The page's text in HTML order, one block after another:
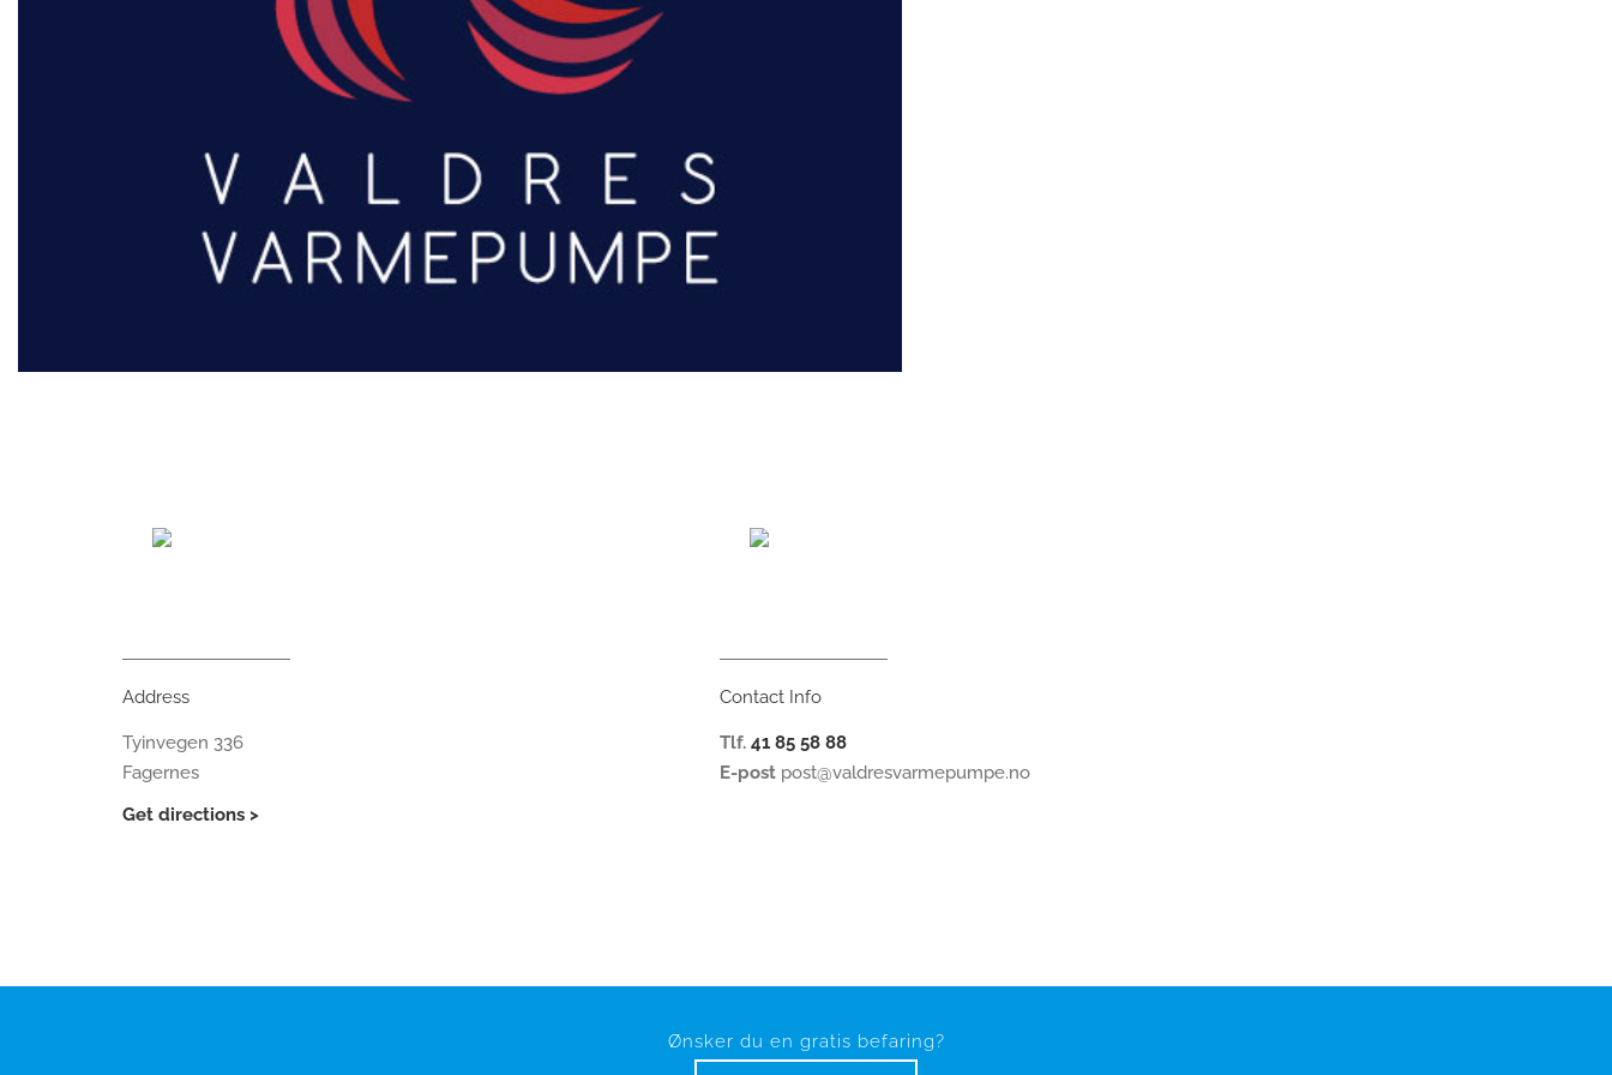
Address
Tyinvegen 336
Fagernes
Get directions >
Contact Info
Tlf. 41 85 58 88
E-postpost@valdresvarmepumpe.no
Ønsker du en gratis befaring?